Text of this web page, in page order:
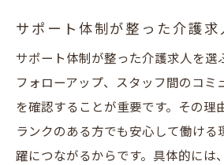
サポート体制が整った介護求
サポート体制が整った介護求人を選
フォローアップ、スタッフ間のコミ
を確認することが重要です。その理
ランクのある方でも安心して働ける
躍につながるからです。具体的には